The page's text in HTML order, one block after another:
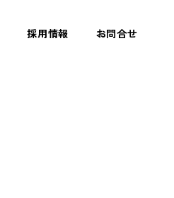
採用情報 お問合せ